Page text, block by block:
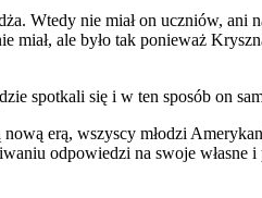
Wtedy nie miał on uczniów, ani
ale było tak ponieważ
spotkali się i w ten sposób on
erą, wszyscy młodzi
odpowiedzi na swoje własne